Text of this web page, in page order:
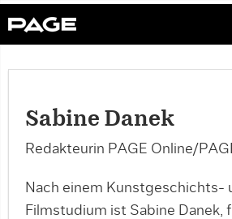
Sabine Danek
Redakteurin PAGE Online/
Nach einem Kunstgeschichts-
Filmstudium ist Sabine Danek,